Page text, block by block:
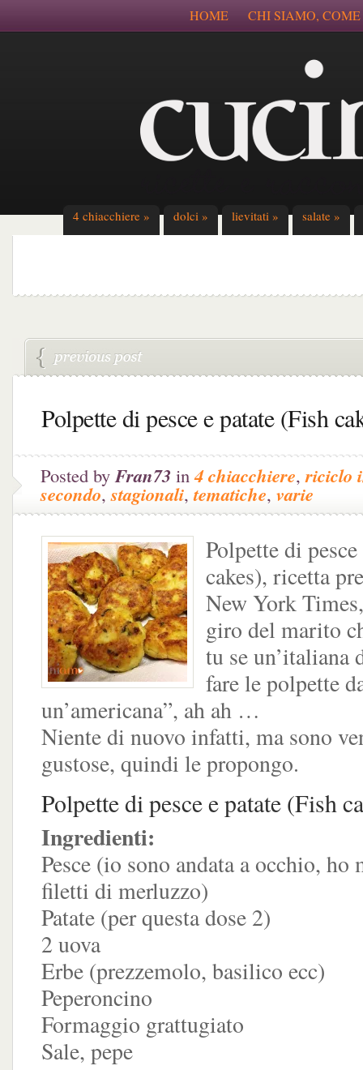
HOME CHI SIAMO,
4 chiacchiere » dolci » lievitati » salate »
Polpette di pesce e patate (Fish
Posted byFran73 in4 chiacchiere,riciclo
secondo,stagionali,tematiche, varie
Polpette di
cakes), ricetta
New York
giro del marito
tu se un’italiana
fare le polpette
un’americana”, ah ah …
Niente di nuovo infatti, ma sono
gustose, quindi le propongo.
Polpette di pesce e patate (Fish
Ingredienti:
Pesce (io sono andata a occhio, ho
filetti di merluzzo)
Patate (per questa dose 2)
2 uova
Erbe (prezzemolo, basilico ecc)
Peperoncino
Formaggio grattugiato
Sale, pepe